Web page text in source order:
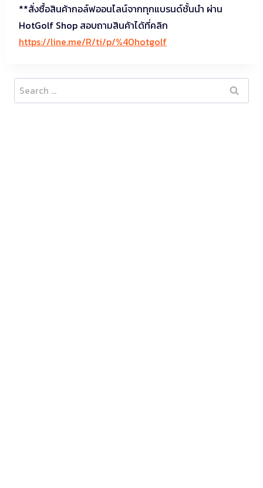
**สั่งซื้อสินค้ากอล์ฟออนไลน์จากทุกแบรนด์ชั้นนำ ผ่าน
HotGolf Shop สอบถามสินค้าได้ที่คลิก
https://line.me/R/ti/p/%40hotgolf
Search
for: